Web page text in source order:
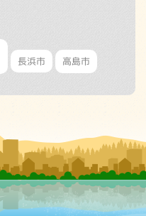
長浜市 高島市